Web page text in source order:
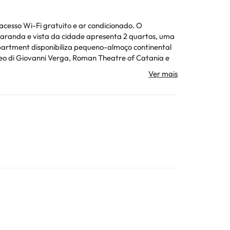
Wi-Fi gratuito e ar condicionado. O